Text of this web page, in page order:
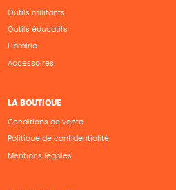
Outils militants
Outils éducatifs
Librairie
Accessoires
LA BOUTIQUE
Conditions de vente
Politique de confidentialité
Mentions légales